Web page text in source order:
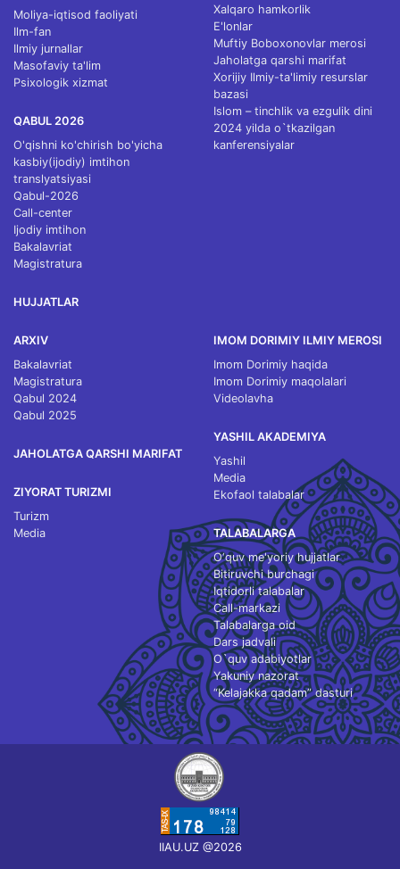
Moliya-iqtisod faoliyati
Ilm-fan
Ilmiy jurnallar
Masofaviy ta'lim
Psixologik xizmat
QABUL 2026
O'qishni ko'chirish bo'yicha
kasbiy(ijodiy) imtihon
translyatsiyasi
Qabul-2026
Call-center
Ijodiy imtihon
Bakalavriat
Magistratura
HUJJATLAR
Xalqaro hamkorlik
E'lonlar
Muftiy Boboxonovlar merosi
Jaholatga qarshi marifat
Xorijiy Ilmiy-ta'limiy resurslar
bazasi
Islom – tinchlik va ezgulik dini
2024 yilda o`tkazilgan
kanferensiyalar
ARXIV
Bakalavriat
Magistratura
Qabul 2024
Qabul 2025
JAHOLATGA QARSHI MARIFAT
ZIYORAT TURIZMI
Turizm
Media
IMOM DORIMIY ILMIY MEROSI
Imom Dorimiy haqida
Imom Dorimiy maqolalari
Videolavha
YASHIL AKADEMIYA
Yashil
Media
Ekofaol talabalar
TALABALARGA
O‘quv me'yoriy hujjatlar
Bitiruvchi burchagi
Iqtidorli talabalar
Call-markazi
Talabalarga oid
Dars jadvali
O`quv adabiyotlar
Yakuniy nazorat
“Kelajakka qadam” dasturi
IIAU.UZ @2026